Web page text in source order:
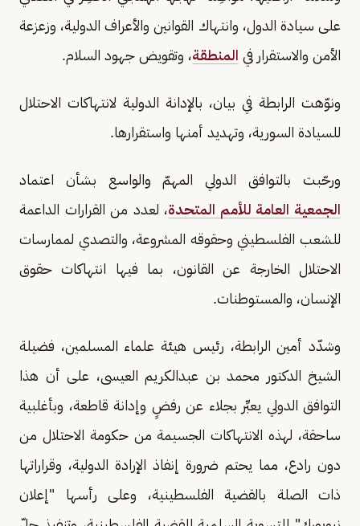
على سيادة الدول، وانتهاك القوانين والأعراف الدولية، وزعزعة
الأمن والاستقرار في المنطقة، وتقويض جهود السلام.
ونوّهت الرابطة في بيان، بالإدانة الدولية لانتهاكات الاحتلال
للسيادة السورية، وتهديد أمنها واستقرارها.
ورحّبت بالتوافق الدولي المهمّ والواسع بشأن اعتماد
الجمعية العامة للأمم المتحدة، لعدد من القرارات الداعمة
للشعب الفلسطيني وحقوقه المشروعة، والتصدي لممارسات
الاحتلال الخارجة عن القانون، بما فيها انتهاكات حقوق
الإنسان، والمستوطنات.
وشدّد أمين الرابطة، رئيس هيئة علماء المسلمين، فضيلة
الشيخ الدكتور محمد بن عبدالكريم العيسى، على أن هذا
التوافق الدولي يعبِّر بجلاء عن رفضٍ وإدانة قاطعة، وبأغلبية
ساحقة، لهذه الانتهاكات الجسيمة من حكومة الاحتلال من
دون رادع، مما يحتم ضرورة إنفاذ الإرادة الدولية، وقراراتها
ذات الصلة بالقضية الفلسطينية، وعلى رأسها "إعلان